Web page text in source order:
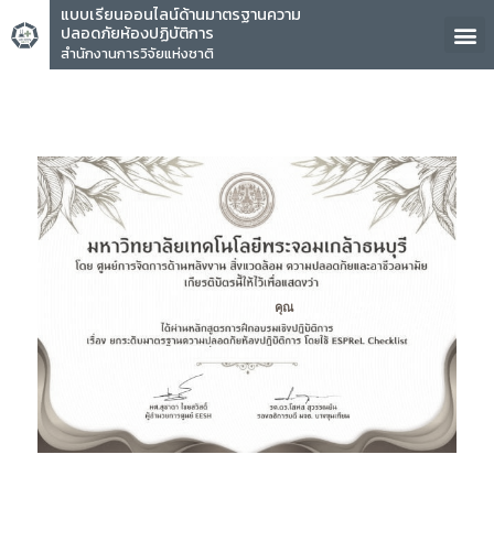
แบบเรียนออนไลน์ด้านมาตรฐานความ
ปลอดภัยห้องปฏิบัติการ
สำนักงานการวิจัยแห่งชาติ
คุณ